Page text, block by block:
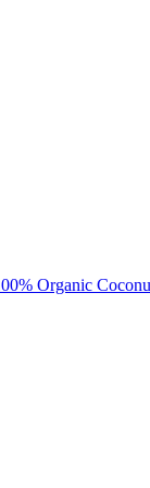
Organic